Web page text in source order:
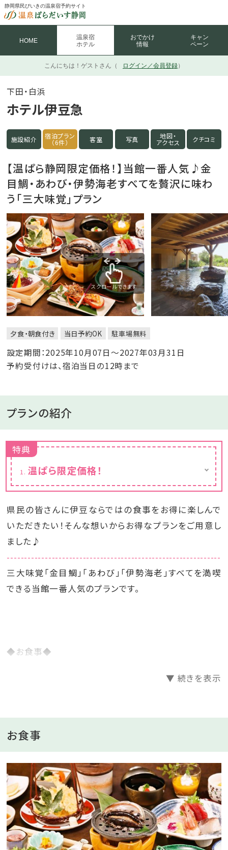
静岡県民びいきの温泉宿予約サイト
HOME
温泉宿
ホテル
おでかけ
情報
キャン
ペーン
こんにちは！ ゲストさん（ ログイン／会員登録）
下田・白浜
ホテル伊豆急
施設紹介 宿泊プラン
（6件） 客室 写真 地図・
アクセス クチコミ
【温ぱら静岡限定価格！】当館一番人気♪金
目鯛・あわび・伊勢海老すべてを贅沢に味わ
う「三大味覚」プラン
スクロールできます
夕食・朝食付き 当日予約OK 駐車場無料
設定期間：2025年10月07日～2027年03月31日
予約受付けは、宿泊当日の12時まで
プランの紹介
特典
温ぱら限定価格！
※カレンダーの表示価格は割引後の料金で
す。
県民の皆さんに伊豆ならではの食事をお得に楽しんで
いただきたい！そんな想いからお得なプランをご用意し
ました♪
--------------------------------------------------------------
三大味覚「金目鯛」「あわび」「伊勢海老」すべてを満喫
できる当館一番人気のプランです。
◆お食事◆
三大味覚「鮑の踊焼き」（一枚）と「伊勢海老のたれ焼
＊夕食営業時間17時30分～20時
【ご夕食メニュー例】
・先附 季節の珍味
・お造り 四点盛り
・温物 鮑踊焼き（約80g 1枚）
・焼物 伊勢海老鬼殻焼き（半身）
・煮物 金目鯛切身煮付
・揚物 天ぷら
▼ 続きを表示
お食事